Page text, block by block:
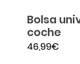
Bolsa
coche
46,99€